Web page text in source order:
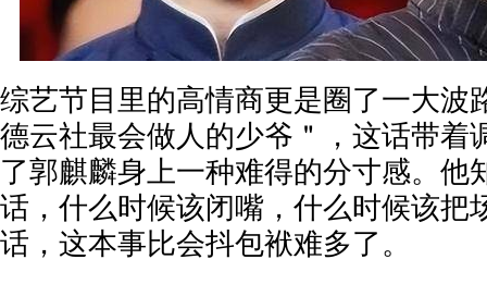
综艺节目里的高情商更是圈了一大波
德云社最会做人的少爷＂，这话带着
了郭麒麟身上一种难得的分寸感。他
话，什么时候该闭嘴，什么时候该把
话，这本事比会抖包袱难多了。